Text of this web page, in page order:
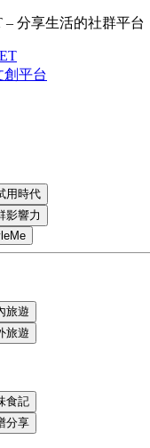
– 分享生活的社群平台
創平台
用時代
影響力
旅遊
旅遊
食記
分享